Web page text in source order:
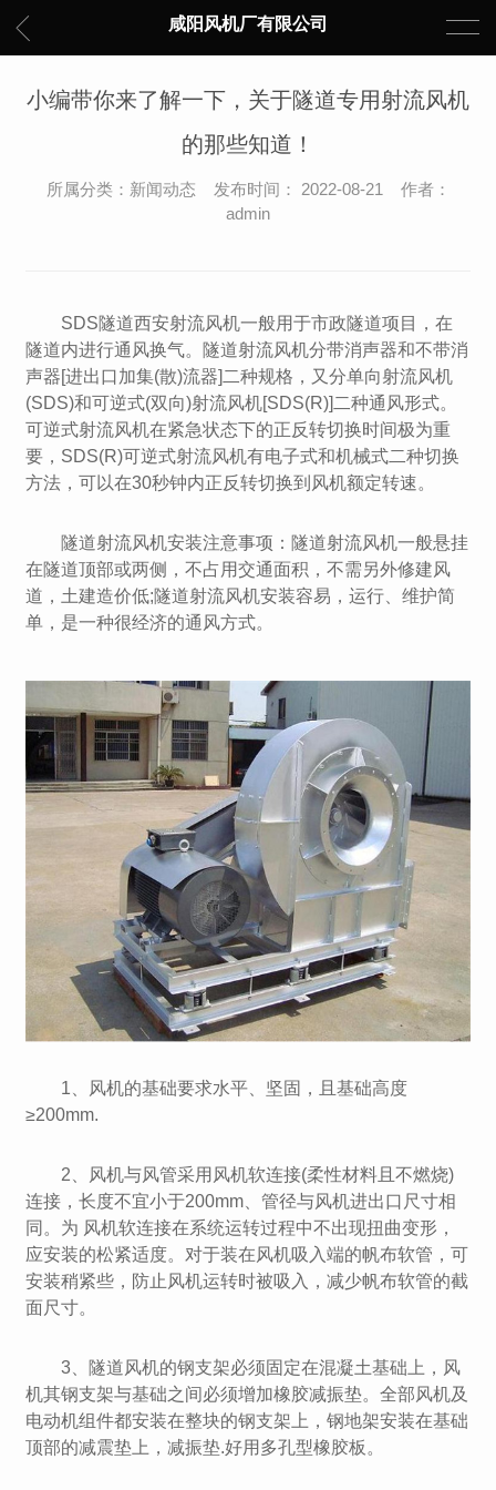
咸阳风机厂有限公司
小编带你来了解一下，关于隧道专用射流风机
的那些知道！
所属分类：新闻动态 发布时间： 2022-08-21 作者：
admin
SDS隧道西安射流风机一般用于市政隧道项目，在
隧道内进行通风换气。隧道射流风机分带消声器和不带消
声器[进出口加集(散)流器]二种规格，又分单向射流风机
(SDS)和可逆式(双向)射流风机[SDS(R)]二种通风形式。
可逆式射流风机在紧急状态下的正反转切换时间极为重
要，SDS(R)可逆式射流风机有电子式和机械式二种切换
方法，可以在30秒钟内正反转切换到风机额定转速。
隧道射流风机安装注意事项：隧道射流风机一般悬挂
在隧道顶部或两侧，不占用交通面积，不需另外修建风
道，土建造价低;隧道射流风机安装容易，运行、维护简
单，是一种很经济的通风方式。
1、风机的基础要求水平、坚固，且基础高度
≥200mm.
2、风机与风管采用风机软连接(柔性材料且不燃烧)
连接，长度不宜小于200mm、管径与风机进出口尺寸相
同。为 风机软连接在系统运转过程中不出现扭曲变形，
应安装的松紧适度。对于装在风机吸入端的帆布软管，可
安装稍紧些，防止风机运转时被吸入，减少帆布软管的截
面尺寸。
3、隧道风机的钢支架必须固定在混凝土基础上，风
机其钢支架与基础之间必须增加橡胶减振垫。全部风机及
电动机组件都安装在整块的钢支架上，钢地架安装在基础
顶部的减震垫上，减振垫.好用多孔型橡胶板。